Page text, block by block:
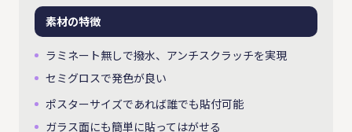
素材の特徴
ラミネート無しで撥水、アンチスクラッチを実現
セミグロスで発色が良い
ポスターサイズであれば誰でも貼付可能
ガラス面にも簡単に貼ってはがせる